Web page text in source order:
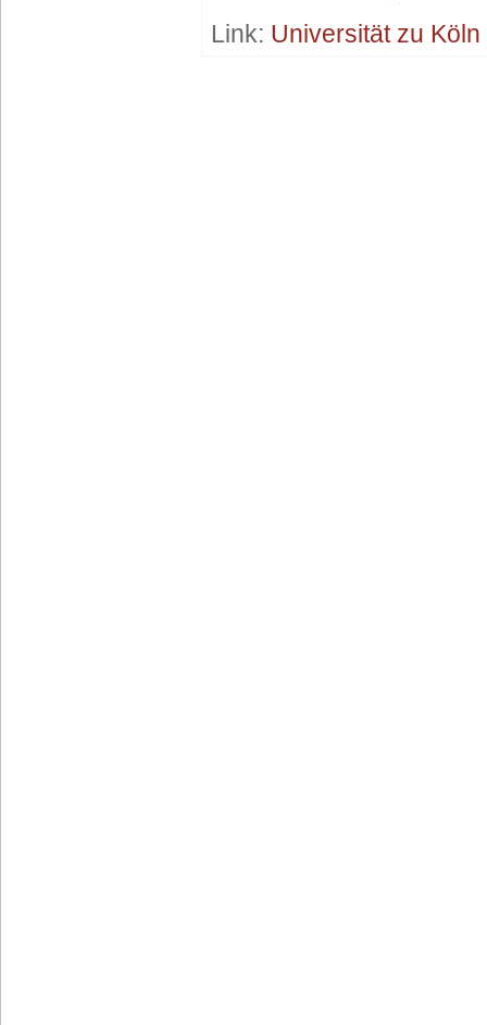
Link: Universität zu Köln